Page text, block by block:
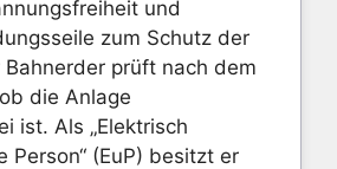
und
zum Schutz der
Bahnerder prüft nach dem
die Anlage
ist. Als „Elektrisch
Person“ (EuP) besitzt er